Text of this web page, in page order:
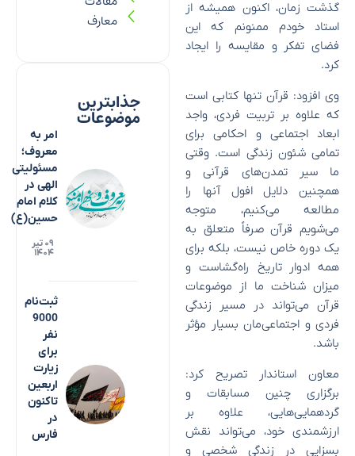
گذشت زمان، اکنون همیشه از
استاد خودم ممنونم که این
فضای تفکر و مقایسه را ایجاد
کرد.
وی افزود: قرآن تنها کتابی است
که علاوه بر تربیت فردی، واجد
ابعاد اجتماعی و احکامی برای
تمامی شئون زندگی است. وقتی
ما سیر تمدن‌های قرآنی و
همچنین دلایل افول آنها را
مطالعه می‌کنیم، متوجه
می‌شویم قرآن صرفاً متعلق به
یک دوره خاص نیست، بلکه برای
همه ادوار تاریخ راه‌گشاست و
میزان شناخت ما از موضوعات
قرآن می‌تواند در مسیر زندگی
فردی و اجتماعی‌مان بسیار مؤثر
باشد.
معاون استاندار تصریح کرد:
برگزاری چنین مسابقات و
گردهمایی‌هایی، علاوه بر
ارزشمندی خود، می‌تواند نقش
بسزایی در زندگی شخصی و
معارف
جذابترین
موضوعات
امر به
معروف؛
مسئولیتی
الهی در
کلام امام
حسین(ع)
۰۹ تیر
۱۴۰۴
ثبت‌نام
9000
نفر
برای
زیارت
اربعین
تاکنون
در
فارس